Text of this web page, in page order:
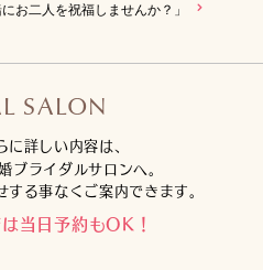
お二人を祝福しませんか？」
SALON
詳しい内容は、
ブライダルサロンへ。
る事なくご案内できます。
当日予約もOK！